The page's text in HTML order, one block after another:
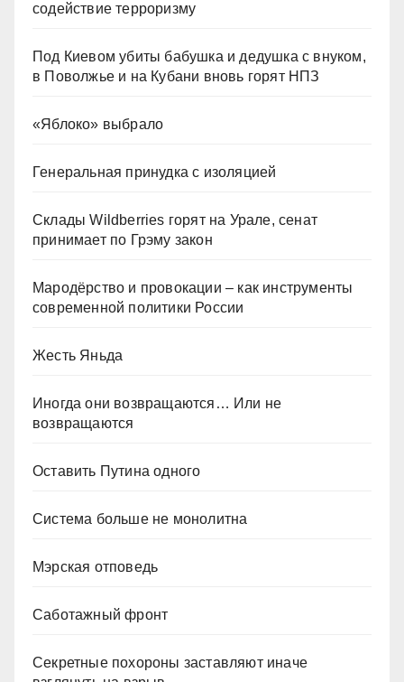
содействие терроризму
Под Киевом убиты бабушка и дедушка с внуком,
в Поволжье и на Кубани вновь горят НПЗ
«Яблоко» выбрало
Генеральная принудка с изоляцией
Склады Wildberries горят на Урале, сенат
принимает по Грэму закон
Мародёрство и провокации – как инструменты
современной политики России
Жесть Яньда
Иногда они возвращаются… Или не
возвращаются
Оставить Путина одного
Система больше не монолитна
Мэрская отповедь
Саботажный фронт
Секретные похороны заставляют иначе